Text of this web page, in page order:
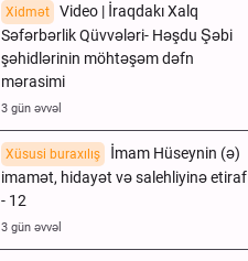
Xidmət
Video | İraqdakı Xalq
Səfərbərlik Qüvvələri- Həşdu Şəbi
şəhidlərinin möhtəşəm dəfn
mərasimi
3 gün əvvəl
Xüsusi buraxılış
İmam Hüseynin (ə)
imamət, hidayət və salehliyinə etiraf
- 12
3 gün əvvəl